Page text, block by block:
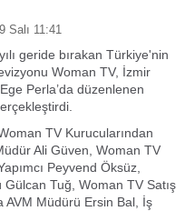
Salı 11:41
geride bırakan Türkiye'nin
Woman TV, İzmir
Perla’da düzenlenen
TV Kurucularından
Ali Güven, Woman TV
Peyvend Öksüz,
Tuğ, Woman TV Satış
AVM Müdürü Ersin Bal, İş